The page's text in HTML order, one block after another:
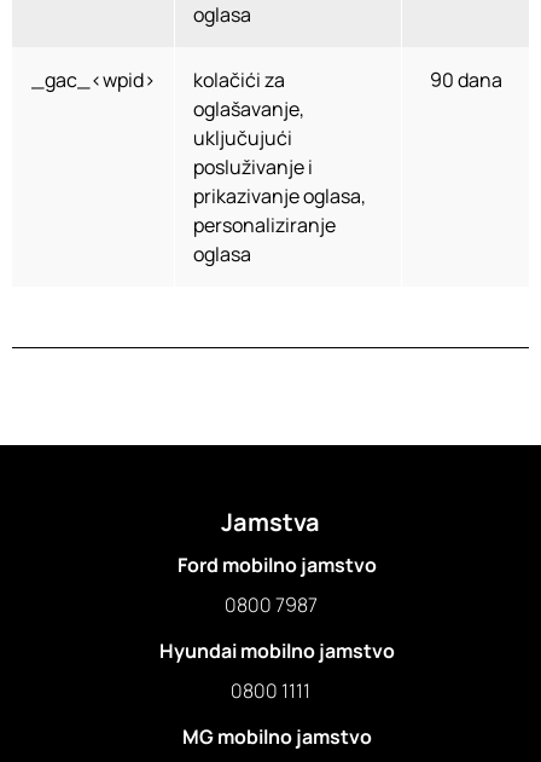
oglasa
_gac_<wpid>
kolačići za
oglašavanje,
uključujući
posluživanje i
prikazivanje oglasa,
personaliziranje
oglasa
90 dana
Jamstva
Ford mobilno jamstvo
0800 7987
Hyundai mobilno jamstvo
0800 1111
MG mobilno jamstvo